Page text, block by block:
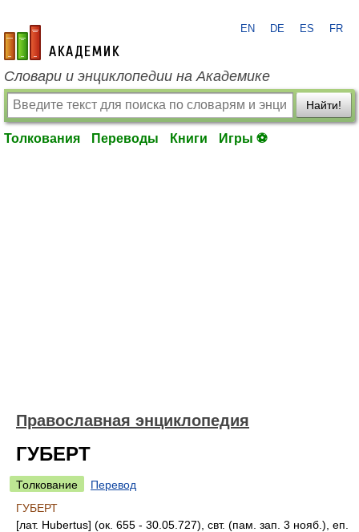
academic.ru
EN DE ES FR
Словари и энциклопедии на Академике
Найти!
Толкования Переводы Книги Игры ⚽
Православная энциклопедия
ГУБЕРТ
Толкование
Перевод
ГУБЕРТ
[лат. Hubertus] (ок. 655 - 30.05.727), свт. (пам. зап. 3 нояб.), еп.